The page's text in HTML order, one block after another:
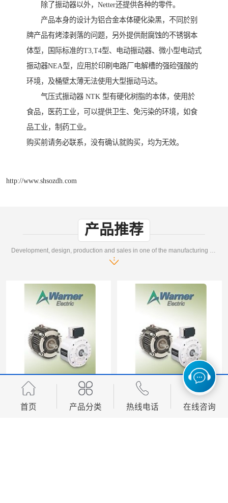
除了振动器以外，Netter还提供各种的零件。
产品本身的设计为铝合金本体硬化染黑，不同於别
牌产品有烤漆剥落的问题，另外提供耐腐蚀的不锈钢本
体型，国际标准的T3,T4型、电动振动器、微小型电动式
振动器NEA型，应用於印刷电路厂电解槽的强硷强酸的
环境，及桶壁太薄无法使用大型振动马达。
气压式振动器 NTK 型有硬化树脂的本体，使用於
食品，医药工业，可以提供卫生、免污染的环境，如食
品工业，制药工业。
购买前请务必联系，没有确认就购买，均为无效。
http://www.shsozdh.com
产品推荐
首页 产品分类 热线电话 在线咨询